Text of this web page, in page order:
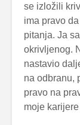
se izložili
ima pravo
pitanja. Ja
okrivljenog.
nastavio
na odbranu,
pravo na
moje